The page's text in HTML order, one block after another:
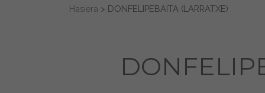
Search for:
Hasiera > DONFELIPEBAITA (LARRATXE)